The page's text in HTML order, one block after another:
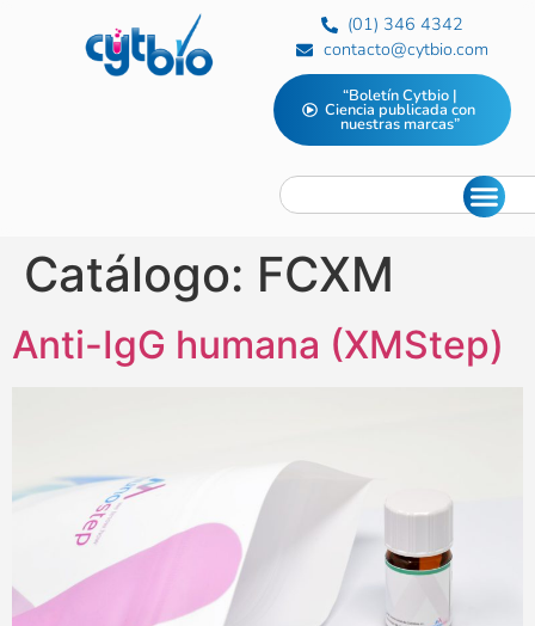
(01) 346 4342
contacto@cytbio.com
“Boletín Cytbio |
Ciencia publicada con
nuestras marcas”
Catálogo: FCXM
Anti-IgG humana (XMStep)